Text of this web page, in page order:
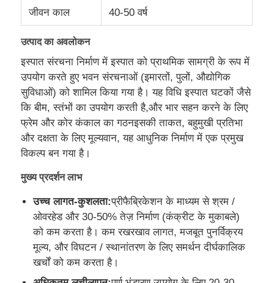
हमारे बारे में
कारखाने का दौरा
गुणवत्ता नियंत्रण
हमसे संपर्क करें
मामले
ब्लॉग
एक उद्धरण का अनुरोध करें
जीवन काल 40-50 वर्ष
उत्पाद का अवलोकन
इस्पात संरचना निर्माण में इस्पात को प्राथमिक सामग्री के रूप में
उपयोग करते हुए भवन संरचनाओं (इमारतों, पुलों, औद्योगिक
सुविधाओं) को शामिल किया गया है। यह विधि इस्पात घटकों जैसे
कि बीम, स्तंभों का उपयोग करती है,और भार सहन करने के लिए
फ्रेम और कोर कंकाल का गठनइसकी ताकत, बहुमुखी प्रतिभा
और दक्षता के लिए मूल्यवान, यह आधुनिक निर्माण में एक प्रमुख
विकल्प बन गया है।
मुख्य प्रदर्शन लाभ
उच्च लागत-कुशलता:प्रीफैब्रिकेशन के माध्यम से श्रम /
ओवरहेड और 30-50% तेज़ निर्माण (कंक्रीट के मुकाबले)
को कम करता है। कम रखरखाव लागत, मजबूत पुनर्विक्रय
मूल्य, और विघटन / स्थानांतरण के लिए समर्थन दीर्घकालिक
खर्चों को कम करता है।